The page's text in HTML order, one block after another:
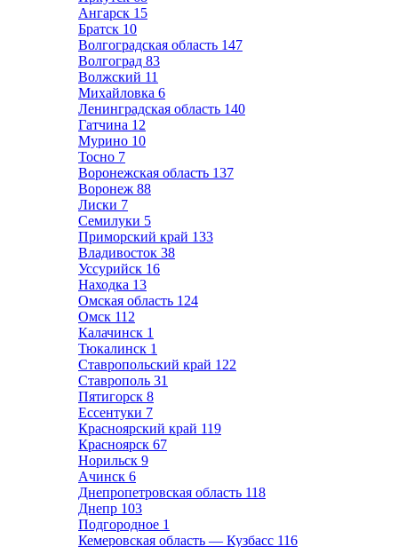
Ангарск 15
Братск 10
Волгоградская область 147
Волгоград 83
Волжский 11
Михайловка 6
Ленинградская область 140
Гатчина 12
Мурино 10
Тосно 7
Воронежская область 137
Воронеж 88
Лиски 7
Семилуки 5
Приморский край 133
Владивосток 38
Уссурийск 16
Находка 13
Омская область 124
Омск 112
Калачинск 1
Тюкалинск 1
Ставропольский край 122
Ставрополь 31
Пятигорск 8
Ессентуки 7
Красноярский край 119
Красноярск 67
Норильск 9
Ачинск 6
Днепропетровская область 118
Днепр 103
Подгородное 1
Кемеровская область — Кузбасс 116